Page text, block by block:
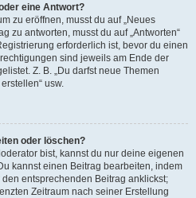
eine Antwort?
zu eröffnen, musst du auf „Neues
zu antworten, musst du auf „Antworten“
erforderlich ist, bevor du einen
sind jeweils am Ende der
Z. B. „Du darfst neue Themen
usw.
oder löschen?
bist, kannst du nur deine eigenen
kannst einen Beitrag bearbeiten, indem
entsprechenden Beitrag anklickst;
Zeitraum nach seiner Erstellung